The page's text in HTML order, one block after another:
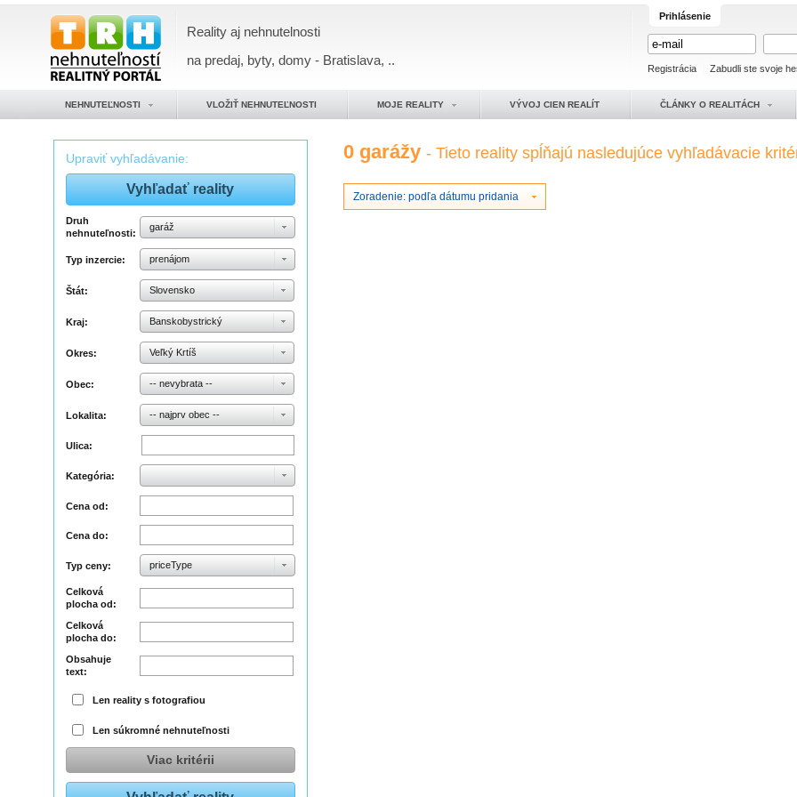
Reality aj nehnutelnosti
na predaj, byty, domy - Bratislava, ..
Prihlásenie
Registrácia Zabudli ste svoje
NEHNUTEĽNOSTI VLOŽIŤ NEHNUTEĽNOSTI MOJE REALITY VÝVOJ CIEN REALÍT ČLÁNKY O REALITÁCH
Upraviť vyhľadávanie:
Druh
nehnuteľnosti:
garáž
Typ inzercie: prenájom
Štát: Slovensko
Kraj: Banskobystrický
Okres: Veľký Krtíš
Obec: -- nevybrata --
Lokalita: -- najprv obec --
Ulica:
Kategória:
Cena od:
Cena do:
Typ ceny: priceType
Celková
plocha od:
Celková
plocha do:
Obsahuje
text:
Len reality s fotografiou
Len súkromné nehnuteľnosti
Viac kritérii
0 garážy- Tieto reality spĺňajú nasledujúce vyhľadávacie
Zoradenie: podľa dátumu pridania